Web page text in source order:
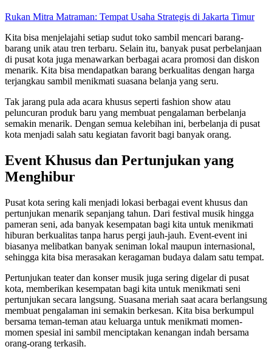
Rukan Mitra Matraman: Tempat Usaha Strategis di Jakarta Timur
Kita bisa menjelajahi setiap sudut toko sambil mencari barang-
barang unik atau tren terbaru. Selain itu, banyak pusat perbelanjaan
di pusat kota juga menawarkan berbagai acara promosi dan diskon
menarik. Kita bisa mendapatkan barang berkualitas dengan harga
terjangkau sambil menikmati suasana belanja yang seru.
Tak jarang pula ada acara khusus seperti fashion show atau
peluncuran produk baru yang membuat pengalaman berbelanja
semakin menarik. Dengan semua kelebihan ini, berbelanja di pusat
kota menjadi salah satu kegiatan favorit bagi banyak orang.
Event Khusus dan Pertunjukan yang
Menghibur
Pusat kota sering kali menjadi lokasi berbagai event khusus dan
pertunjukan menarik sepanjang tahun. Dari festival musik hingga
pameran seni, ada banyak kesempatan bagi kita untuk menikmati
hiburan berkualitas tanpa harus pergi jauh-jauh. Event-event ini
biasanya melibatkan banyak seniman lokal maupun internasional,
sehingga kita bisa merasakan keragaman budaya dalam satu tempat.
Pertunjukan teater dan konser musik juga sering digelar di pusat
kota, memberikan kesempatan bagi kita untuk menikmati seni
pertunjukan secara langsung. Suasana meriah saat acara berlangsung
membuat pengalaman ini semakin berkesan. Kita bisa berkumpul
bersama teman-teman atau keluarga untuk menikmati momen-
momen spesial ini sambil menciptakan kenangan indah bersama
orang-orang terkasih.